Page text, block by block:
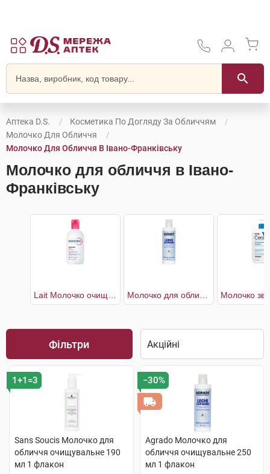
Аптека D.S.
Косметика По Догляду За Обличчям
Молочко Для Обличчя
Молочко Для Обличчя В Івано-Франківську
Молочко для обличчя в Івано-
Франківську
Фільтри
1+1=3
Sans Soucis Молочко для
обличчя очищувальне 190
мл 1 флакон
−30%
Agrado Молочко для
обличчя очищувальне 250
мл 1 флакон